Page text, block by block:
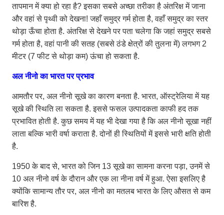
तापमान में क्या हो रहा है? इसका सबसे अच्छा तरीका है अंतरिक्ष में जाना
और वहां से पृथ्वी को देखना! जहाँ समुद्र गर्म होता है, वहाँ समुद्र का स्तर
थोड़ा ऊँचा होता है. अंतरिक्ष से देखने पर पता चलेगा कि जहां समुद्र सबसे
गर्म होता है, वहां पानी की सतह (सबसे ठंडे क्षेत्रों की तुलना में) लगभग 2
मीटर (7 फीट से थोड़ा कम) ऊंचा हो सकता है.
अल नीनो का भारत पर प्रभाव
आमतौर पर, अल नीनो सूखे का कारण बनता है. भारत, ऑस्ट्रेलिया में यह
सूखे की स्थिति ला सकता है. इससे फसल उत्पादकता काफी हद तक
प्रभावित होती है. कुछ समय में यह भी देखा गया है कि अल नीनो सूखा नहीं
लाता बल्कि भारी वर्षा कराता है. दोनों ही स्थितियों में इससे भारी क्षति होती
है.
1950 के बाद से, भारत को जिन 13 सूखे का सामना करना पड़ा, उनमें से
10 अल नीनो वर्ष के दौरान और एक ला नीना वर्ष में हुआ. ऐसा इसलिए है
क्योंकि सामान्य तौर पर, अल नीनो का मतलब भारत के लिए औसत से कम
बारिश है.